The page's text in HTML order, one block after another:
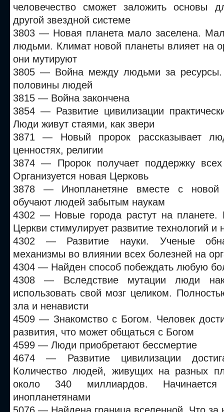
человечество сможет заложить основы
другой звездной системе
3803 — Новая планета мало заселена.
людьми. Климат новой планеты влияет на
они мутируют
3805 — Война между людьми за
половины людей
3815 — Война закончена
3854 — Развитие цивилизации
Люди живут стаями, как звери
3871 — Новый пророк рассказывает
ценностях, религии
3874 — Пророк получает поддержку
Организуется новая Церковь
3878 — Инопланетяне вместе с новой
обучают людей забытым наукам
4302 — Новые города растут на планете.
Церкви стимулирует развитие технологий и
4302 — Развитие науки. Ученые
механизмы во влиянии всех болезней на
4304 — Найден способ побеждать любую
4308 — Вследствие мутации люди
использовать свой мозг целиком.
зла и ненависти
4509 — Знакомство с Богом. Человек
развития, что может общаться с Богом
4599 — Люди приобретают бессмертие
4674 — Развитие цивилизации
Количество людей, живущих на разных
около 340 миллиардов.
инопланетянами